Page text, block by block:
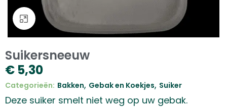
Klik om te vergroten
Suikersneeuw
€ 5,30
Categorieën: Bakken, Gebak en Koekjes, Suiker
Deze suiker smelt niet weg op uw gebak.